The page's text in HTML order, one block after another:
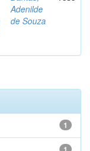
Adenilde
de Souza
1